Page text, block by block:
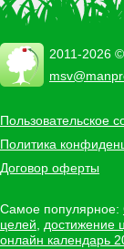
2011-2026 ©
Пользовательское
Политика
Договор оферты
Самое популярное:
целей
достижение
онлайн календарь